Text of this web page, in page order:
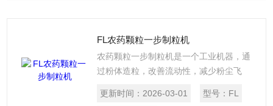
合GMP要求。
FL农药颗粒一步制粒机
农药颗粒一步制粒机是一个工业机器，通
过粉体造粒，改善流动性，减少粉尘飞
触部件全部采用不锈钢制作，采用硅橡胶
更新时间： 2026-03-01 型号： FL